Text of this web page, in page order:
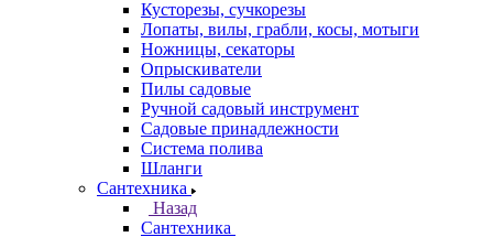
Кусторезы, сучкорезы
Лопаты, вилы, грабли, косы, мотыги
Ножницы, секаторы
Опрыскиватели
Пилы садовые
Ручной садовый инструмент
Садовые принадлежности
Система полива
Шланги
Сантехника
Назад
Сантехника